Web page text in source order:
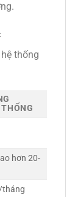
thống
hơn 20-
tháng